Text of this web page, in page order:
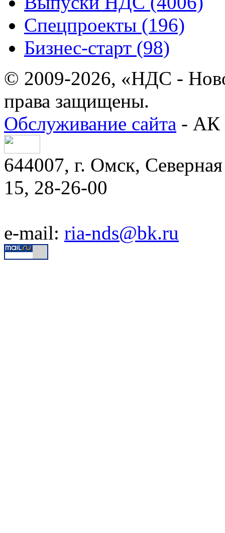
Спецпроекты (196)
Бизнес-старт (98)
© 2009-2026, «НДС -
права защищены.
Обслуживание сайта - АК
644007, г. Омск,
15, 28-26-00
e-mail: ria-nds@bk.ru